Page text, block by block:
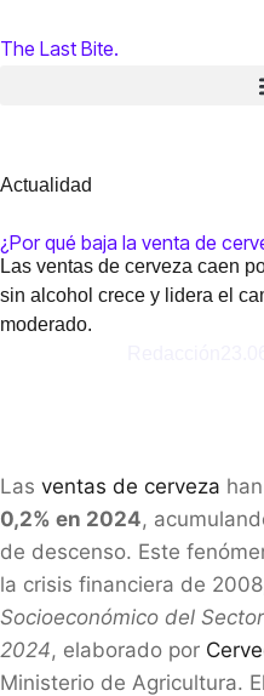
The Last Bite.
Actualidad
¿Por qué baja la venta de
Las ventas de cerveza caen
sin alcohol crece y lidera el
moderado.
Las ventas de cerveza
0,2% en 2024,
de descenso. Este
la crisis financiera de
Socioeconómico del
2024, elaborado por
Ministerio de Agricultura.